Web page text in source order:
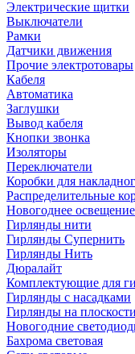
Электрические щитки
Выключатели
Рамки
Датчики движения
Прочие электротовары
Кабеля
Автоматика
Заглушки
Вывод кабеля
Кнопки звонка
Изоляторы
Переключатели
Коробки для
Распределительные
Новогоднее освещение
Гирлянды нити
Гирлянды Супернить
Гирлянды Нить
Дюралайт
Комплектующие для
Гирлянды с насадками
Гирлянды на плоскости
Новогодние
Бахрома световая